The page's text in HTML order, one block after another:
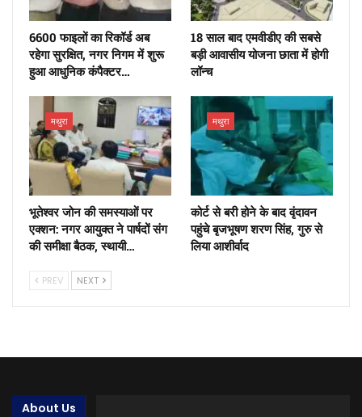
6600 फाइलों का रिकॉर्ड अब
रहेगा सुरक्षित, नगर निगम में शुरू
हुआ आधुनिक कंपैक्टर…
18 साल बाद एमवीडीए की सबसे
बड़ी आवासीय योजना छाता में होगी
लॉन्च
मथुरा
भूतेश्वर जोन की समस्याओं पर
एक्शन: नगर आयुक्त ने पार्षदों संग
की समीक्षा बैठक, स्थायी…
मथुरा
कोर्ट से बरी होने के बाद वृंदावन
पहुंचे बृजभूषण शरण सिंह, गुरु से
लिया आशीर्वाद
PREV NEXT
About Us